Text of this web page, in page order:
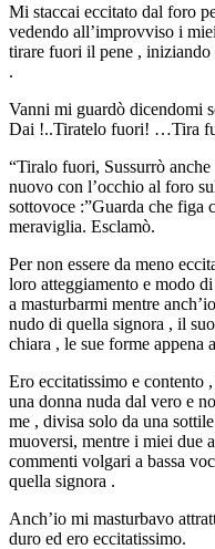
Mi staccai eccitato dal foro
vedendo all’improvviso i
tirare fuori il pene , iniziando
.
Vanni mi guardò dicendomi
Dai !..Tiratelo fuori! …Tira
“Tiralo fuori, Sussurrò
nuovo con l’occhio al foro
sottovoce :”Guarda che figa
meraviglia. Esclamò.
Per non essere da meno
loro atteggiamento e modo
a masturbarmi mentre
nudo di quella signora , il
chiara , le sue forme appena
Ero eccitatissimo e contento
una donna nuda dal vero e
me , divisa solo da una
muoversi, mentre i miei due
commenti volgari a bassa
quella signora .
Anch’io mi masturbavo
duro ed ero eccitatissimo.